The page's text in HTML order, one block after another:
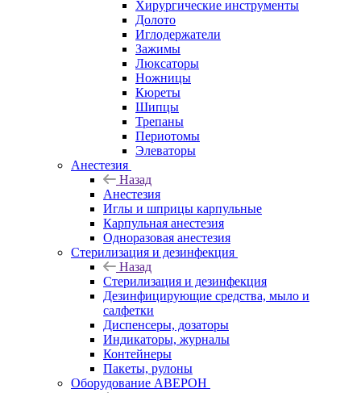
Хирургические инструменты
Долото
Иглодержатели
Зажимы
Люксаторы
Ножницы
Кюреты
Шипцы
Трепаны
Периотомы
Элеваторы
Анестезия
Назад
Анестезия
Иглы и шприцы карпульные
Карпульная анестезия
Одноразовая анестезия
Стерилизация и дезинфекция
Назад
Стерилизация и дезинфекция
Дезинфицирующие средства, мыло и
салфетки
Диспенсеры, дозаторы
Индикаторы, журналы
Контейнеры
Пакеты, рулоны
Оборудование АВЕРОН